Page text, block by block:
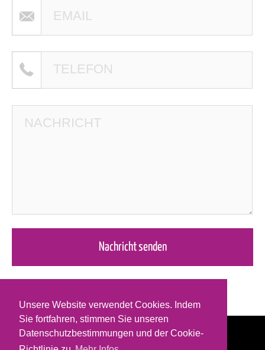
Unsere Website verwendet Cookies. Indem
Sie fortfahren, stimmen Sie unseren
Datenschutzbestimmungen und der Cookie-